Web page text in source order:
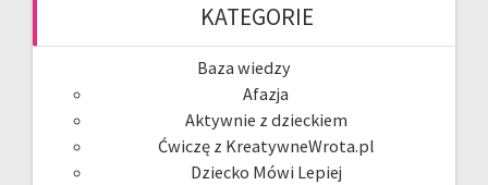
KATEGORIE
Baza wiedzy
Afazja
Aktywnie z dzieckiem
Ćwiczę z KreatywneWrota.pl
Dziecko Mówi Lepiej